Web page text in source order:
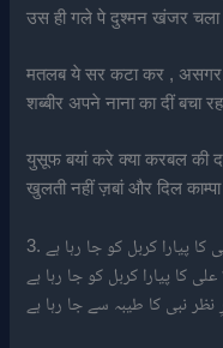
उस ही गले पे दुश्मन खंजर चला
मतलब ये सर कटा कर ,
शब्बीर अपने नाना का दीं बचा
युसूफ बयां करे क्या करबल की
खुलती नहीं ज़बां और दिल काम्पा
علی کا پیارا کربل کو جا رہا ہے
نظر نبی کا طیبہ سے جا رہا ہے